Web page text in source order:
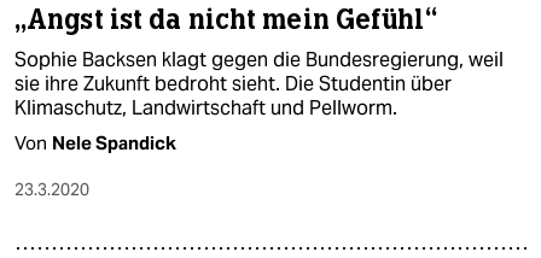
„Angst ist da nicht mein Gefühl“
Sophie Backsen klagt gegen die Bundesregierung, weil
sie ihre Zukunft bedroht sieht. Die Studentin über
Klimaschutz, Landwirtschaft und Pellworm.
Von Nele Spandick
23.3.2020